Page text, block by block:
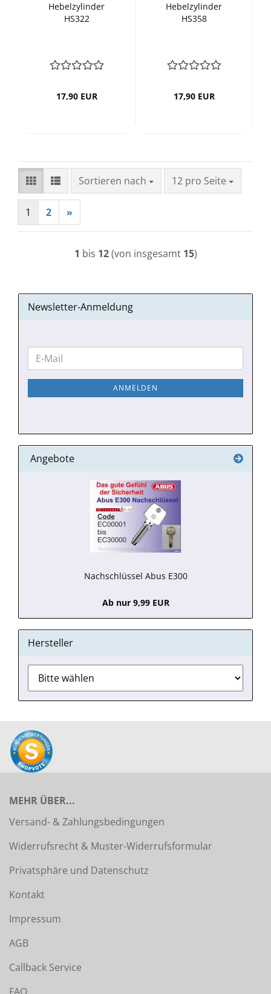
Hebelzylinder
HS322
17,90 EUR
Hebelzylinder
HS358
17,90 EUR
Sortieren nach
Sortieren nach 12 pro Seite
pro Seite
1 2 »
1 bis 12(von insgesamt 15)
Newsletter-Anmeldung
WEITER
ZUR
NEWSLETTER-
E-
Mail
ANMELDEN
Angebote
Nachschlüssel Abus E300
Ab nur 9,99 EUR
Hersteller
MEHR ÜBER...
Versand- & Zahlungsbedingungen
Widerrufsrecht & Muster-Widerrufsformular
Privatsphäre und Datenschutz
Kontakt
Impressum
AGB
Callback Service